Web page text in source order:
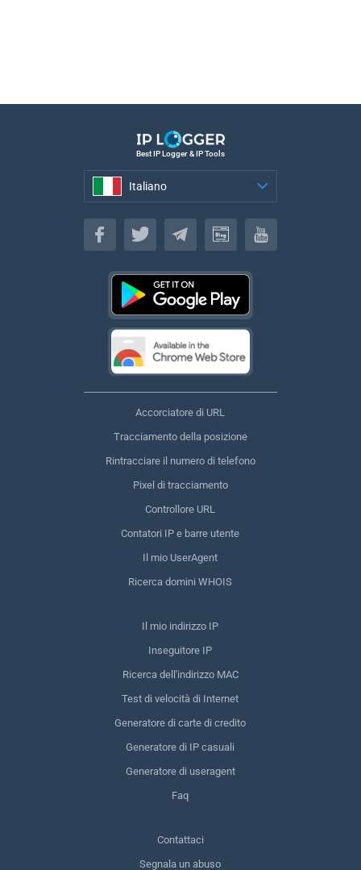
Best IP Logger & IP Tools
Italiano
Italiano
Accorciatore di URL
Tracciamento della posizione
Rintracciare il numero di telefono
Pixel di tracciamento
Controllore URL
Contatori IP e barre utente
Il mio UserAgent
Ricerca domini WHOIS
Il mio indirizzo IP
Inseguitore IP
Ricerca dell'indirizzo MAC
Test di velocità di Internet
Generatore di carte di credito
Generatore di IP casuali
Generatore di useragent
Faq
Contattaci
Segnala un abuso